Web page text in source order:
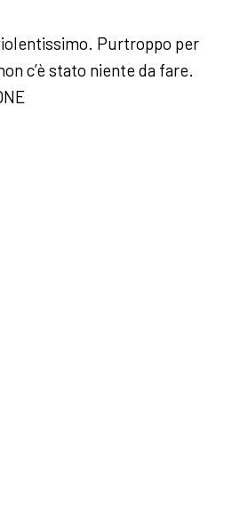
Purtroppo per
c’è stato niente da fare.